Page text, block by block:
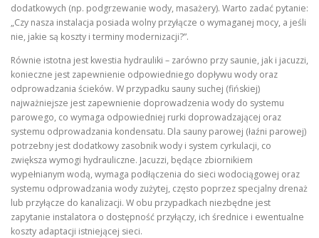
dodatkowych (np. podgrzewanie wody, masażery). Warto zadać pytanie:
„Czy nasza instalacja posiada wolny przyłącze o wymaganej mocy, a jeśli
nie, jakie są koszty i terminy modernizacji?”.
Równie istotna jest kwestia hydrauliki – zarówno przy saunie, jak i jacuzzi,
konieczne jest zapewnienie odpowiedniego dopływu wody oraz
odprowadzania ścieków. W przypadku sauny suchej (fińskiej)
najważniejsze jest zapewnienie doprowadzenia wody do systemu
parowego, co wymaga odpowiedniej rurki doprowadzającej oraz
systemu odprowadzania kondensatu. Dla sauny parowej (łaźni parowej)
potrzebny jest dodatkowy zasobnik wody i system cyrkulacji, co
zwiększa wymogi hydrauliczne. Jacuzzi, będące zbiornikiem
wypełnianym wodą, wymaga podłączenia do sieci wodociągowej oraz
systemu odprowadzania wody zużytej, często poprzez specjalny drenaż
lub przyłącze do kanalizacji. W obu przypadkach niezbędne jest
zapytanie instalatora o dostępność przyłączy, ich średnice i ewentualne
koszty adaptacji istniejącej sieci.